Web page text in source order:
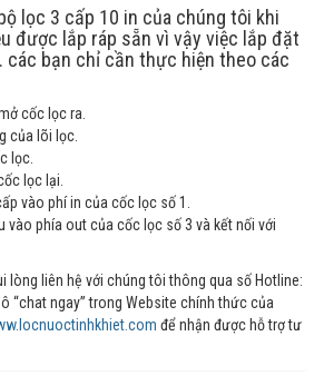
lọc 3 cấp 10 in của chúng tôi khi
được lắp ráp sẵn vì vậy việc lắp đặt
các bạn chỉ cần thực hiện theo các
cốc lọc ra.
của lõi lọc.
lọc.
lọc lại.
vào phí in của cốc lọc số 1.
vào phía out của cốc lọc số 3 và kết nối với
lòng liên hệ với chúng tôi thông qua số Hotline:
“chat ngay” trong Website chính thức của
để nhận được hỗ trợ tư